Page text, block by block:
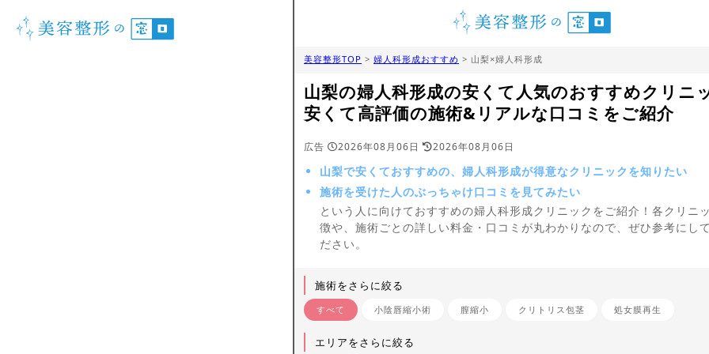
美容整形TOP > 婦人科形成おすすめ > 山梨×婦人科形成
山梨の婦人科形成の安くて人気のおすすめクリニ
安くて高評価の施術&リアルな口コミをご紹介
広告 2026年08月06日 2026年08月06日
山梨で安くておすすめの、婦人科形成が得意なクリニックを知りたい
施術を受けた人のぶっちゃけ口コミを見てみたい
という人に向けておすすめの婦人科形成クリニックをご紹介！各クリニ
徴や、施術ごとの詳しい料金・口コミが丸わかりなので、ぜひ参考にし
ださい。
施術をさらに絞る
すべて 小陰唇縮小術 膣縮小 クリトリス包茎 処女膜再生
エリアをさらに絞る